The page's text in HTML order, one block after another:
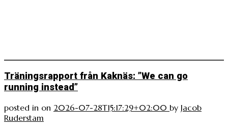
Träningsrapport från Kaknäs: ”We can go
running instead”
posted in on 2026-07-28T15:17:29+02:00 by Jacob
Ruderstam